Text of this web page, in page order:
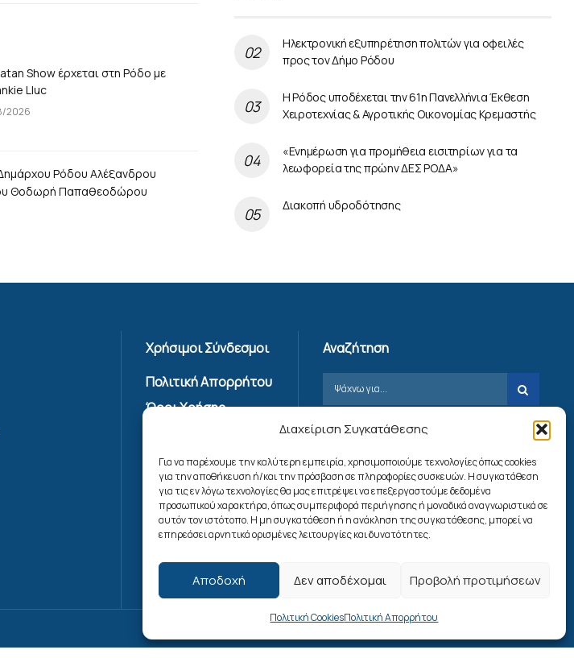
Διαχείριση Συγκατάθεσης
Για να παρέχουμε την καλύτερη εμπειρία, χρησιμοποιούμε τεχνολογίες όπως cookies
για την αποθήκευση ή/και την πρόσβαση σε πληροφορίες συσκευών. Η συγκατάθεση
για τις εν λόγω τεχνολογίες θα μας επιτρέψει να επεξεργαστούμε δεδομένα
προσωπικού χαρακτήρα, όπως συμπεριφορά περιήγησης ή μοναδικά αναγνωριστικά σε
αυτόν τον ιστότοπο. Η μη συγκατάθεση ή η ανάκληση της συγκατάθεσης, μπορεί να
επηρεάσει αρνητικά ορισμένες λειτουργίες και δυνατότητες.
Αποδοχή Δεν αποδέχομαι Προβολή προτιμήσεων
Πολιτική CookiesΠολιτική Απορρήτου
Show έρχεται στη Ρόδο με
Lluc
2026
Ρόδου Αλέξανδρου
Θοδωρή Παπαθεοδώρου
Ηλεκτρονική εξυπηρέτηση πολιτών για οφειλές
προς τον Δήμο Ρόδου
Η Ρόδος υποδέχεται την 61η Πανελλήνια Έκθεση
Χειροτεχνίας & Αγροτικής Οικονομίας Κρεμαστής
«Ενημέρωση για προμήθεια εισιτηρίων για τα
λεωφορεία της πρώην ΔΕΣ ΡΟΔΑ»
Διακοπή υδροδότησης
Χρήσιμοι Σύνδεσμοι
Πολιτική Απορρήτου
Όροι Χρήσης
Πολιτική Cookies
(ΕΕ)
Αναζήτηση
Ακολουθήστε μας